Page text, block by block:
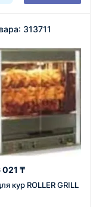
313711
021 ₸
кур ROLLER GRILL